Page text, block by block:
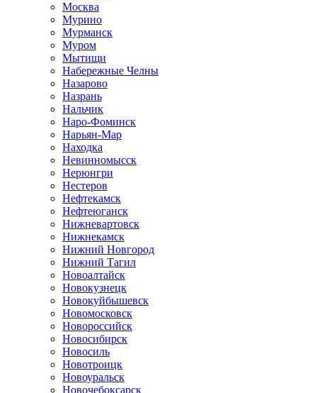
Москва
Мурино
Мурманск
Муром
Мытищи
Набережные Челны
Назарово
Назрань
Нальчик
Наро-Фоминск
Нарьян-Мар
Находка
Невинномысск
Нерюнгри
Нестеров
Нефтекамск
Нефтеюганск
Нижневартовск
Нижнекамск
Нижний Новгород
Нижний Тагил
Новоалтайск
Новокузнецк
Новокуйбышевск
Новомосковск
Новороссийск
Новосибирск
Новосиль
Новотроицк
Новоуральск
Новочебоксарск